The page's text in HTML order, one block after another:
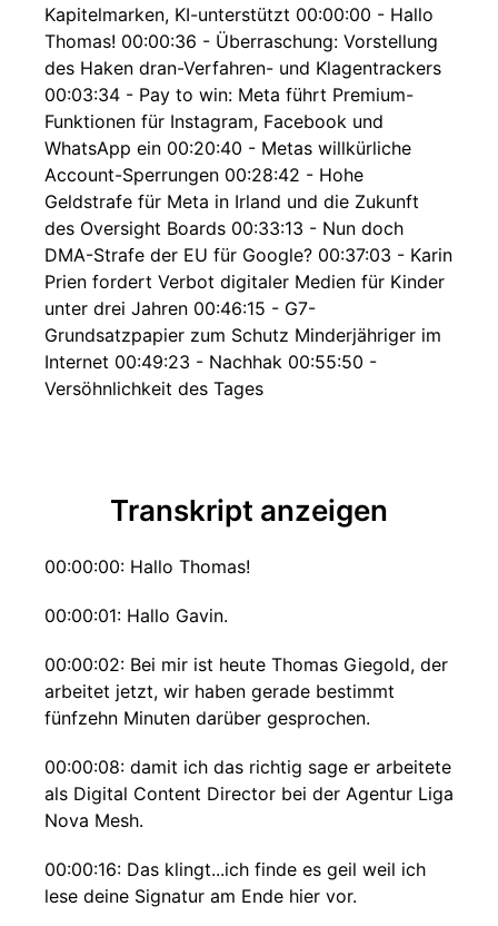
Kapitelmarken, KI-unterstützt 00:00:00 - Hallo
Thomas! 00:00:36 - Überraschung: Vorstellung
des Haken dran-Verfahren- und Klagentrackers
00:03:34 - Pay to win: Meta führt Premium-
Funktionen für Instagram, Facebook und
WhatsApp ein 00:20:40 - Metas willkürliche
Account-Sperrungen 00:28:42 - Hohe
Geldstrafe für Meta in Irland und die Zukunft
des Oversight Boards 00:33:13 - Nun doch
DMA-Strafe der EU für Google? 00:37:03 - Karin
Prien fordert Verbot digitaler Medien für Kinder
unter drei Jahren 00:46:15 - G7-
Grundsatzpapier zum Schutz Minderjähriger im
Internet 00:49:23 - Nachhak 00:55:50 -
Versöhnlichkeit des Tages
Transkript anzeigen
00:00:00: Hallo Thomas!
00:00:01: Hallo Gavin.
00:00:02: Bei mir ist heute Thomas Giegold, der
arbeitet jetzt, wir haben gerade bestimmt
fünfzehn Minuten darüber gesprochen.
00:00:08: damit ich das richtig sage er arbeitete
als Digital Content Director bei der Agentur Liga
Nova Mesh.
00:00:16: Das klingt...ich finde es geil weil ich
lese deine Signatur am Ende hier vor.